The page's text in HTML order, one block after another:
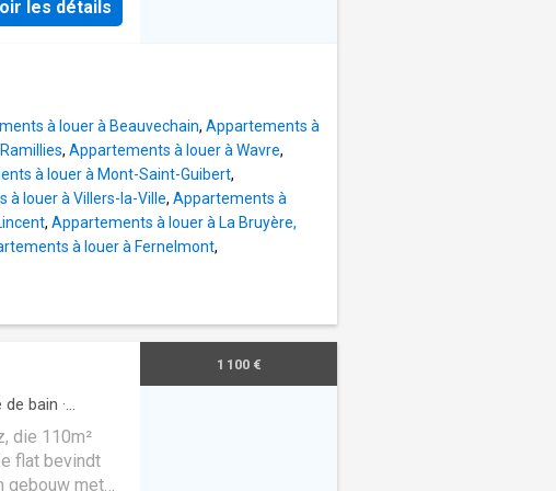
Located
salle de
compris: le
partir du 1
petites
1 août.
au numéro
les détails
à louer à Beauvechain, Appartements à
, Appartements à louer à Wavre,
à louer à Mont-Saint-Guibert,
à louer à Villers-la-Ville, Appartements à
, Appartements à louer à La Bruyère,
à louer à Fernelmont,
de bain ·
die 110m²
flat bevindt
gebouw met
1 100 €